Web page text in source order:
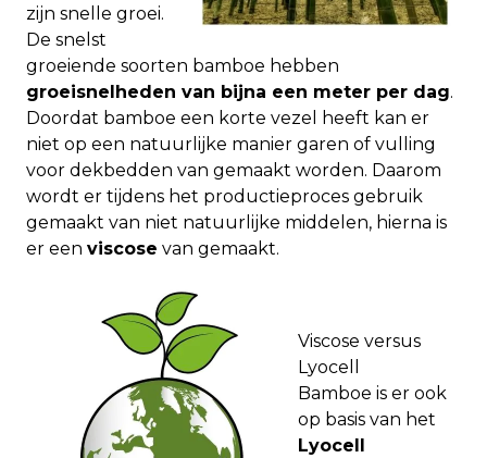
zijn snelle groei.
De snelst
groeiende soorten bamboe hebben
groeisnelheden van bijna een meter per dag.
Doordat bamboe een korte vezel heeft kan er
niet op een natuurlijke manier garen of vulling
voor dekbedden van gemaakt worden. Daarom
wordt er tijdens het productieproces gebruik
gemaakt van niet natuurlijke middelen, hierna is
er een viscose van gemaakt.
Viscose versus
Lyocell
Bamboe is er ook
op basis van het
Lyocell